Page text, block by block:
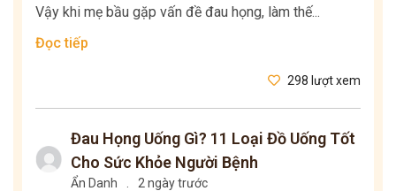
Vậy khi mẹ bầu gặp vấn đề đau họng, làm thế...
Đọc tiếp
298 lượt xem
Đau Họng Uống Gì? 11 Loại Đồ Uống Tốt
Cho Sức Khỏe Người Bệnh
Ẩn Danh 2 ngày trước